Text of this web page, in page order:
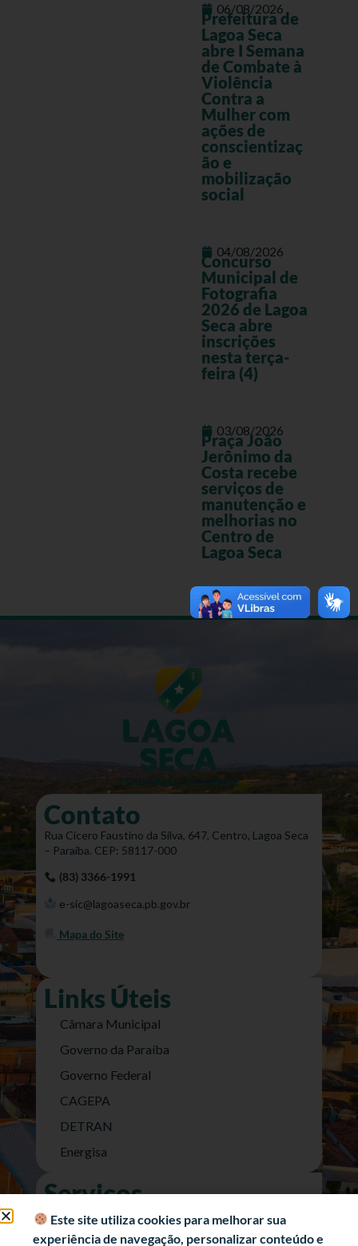
06/08/2026
Prefeitura de
Lagoa Seca
abre I Semana
de Combate à
Violência
Contra a
Mulher com
ações de
conscientizaç
ão e
mobilização
social
04/08/2026
Concurso
Municipal de
Fotografia
2026 de Lagoa
Seca abre
inscrições
nesta terça-
feira (4)
03/08/2026
Praça João
Jerônimo da
Costa recebe
serviços de
manutenção e
melhorias no
Centro de
Lagoa Seca
Contato
Rua Cícero Faustino da Silva, 647, Centro, Lagoa Seca
– Paraíba. CEP: 58117-000
(83) 3366-1991
e-sic@lagoaseca.pb.gov.br
Mapa do Site
Links Úteis
Câmara Municipal
Governo da Paraíba
Governo Federal
CAGEPA
DETRAN
Energisa
Serviços
Nota Fiscal Eletrônica
Este site utiliza cookies para melhorar sua
experiência de navegação, personalizar conteúdo e